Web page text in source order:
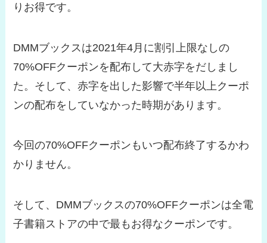
りお得です。
DMMブックスは2021年4月に割引上限なしの
70%OFFクーポンを配布して大赤字をだしまし
た。そして、赤字を出した影響で半年以上クーポ
ンの配布をしていなかった時期があります。
今回の70%OFFクーポンもいつ配布終了するかわ
かりません。
そして、DMMブックスの70%OFFクーポンは全電
子書籍ストアの中で最もお得なクーポンです。